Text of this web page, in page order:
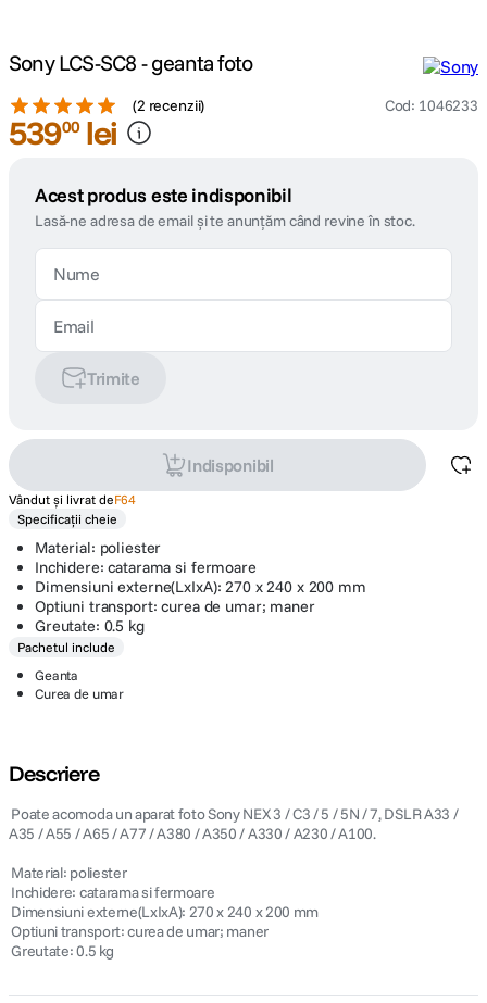
Sony LCS-SC8 - geanta foto
(2 recenzii) Cod: 1046233
53900 lei
Acest produs este indisponibil
Lasă-ne adresa de email și te anunțăm când revine în stoc.
Trimite
Indisponibil
Vândut și livrat deF64
Specificații cheie
Material: poliester
Inchidere: catarama si fermoare
Dimensiuni externe(LxIxA): 270 x 240 x 200 mm
Optiuni transport: curea de umar; maner
Greutate: 0.5 kg
Pachetul include
Geanta
Curea de umar
Descriere
 Poate acomoda un aparat foto Sony NEX 3 / C3 / 5 / 5N / 7, DSLR A33 /
A35 / A55 / A65 / A77 / A380 / A350 / A330 / A230 / A100.
 Material: poliester
 Inchidere: catarama si fermoare
 Dimensiuni externe(LxIxA): 270 x 240 x 200 mm
 Optiuni transport: curea de umar; maner
 Greutate: 0.5 kg